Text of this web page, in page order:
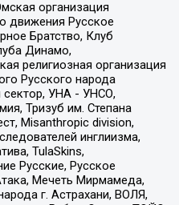
организация
движения Русское
Братство, Клуб
Динамо,
религиозная организация
Русского народа
УНА - УНСО,
Тризуб им. Степана
Misanthropic division,
инглиизма,
TulaSkins,
Русские, Русское
Мечеть Мирмамеда,
г. Астрахани, ВОЛЯ,